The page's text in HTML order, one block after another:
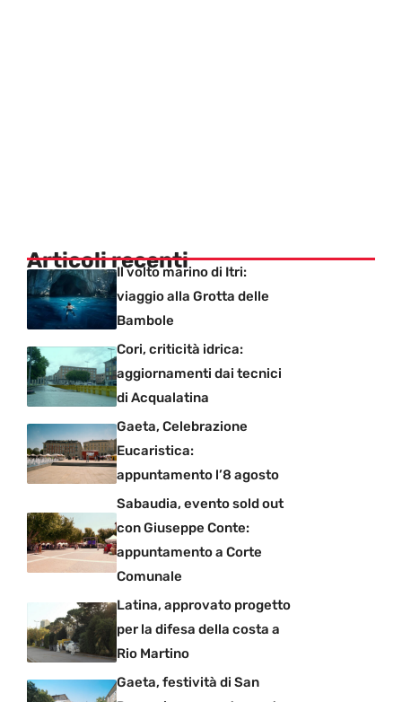
Articoli recenti
Il volto marino di Itri:
viaggio alla Grotta delle
Bambole
Cori, criticità idrica:
aggiornamenti dai tecnici
di Acqualatina
Gaeta, Celebrazione
Eucaristica:
appuntamento l’8 agosto
Sabaudia, evento sold out
con Giuseppe Conte:
appuntamento a Corte
Comunale
Latina, approvato progetto
per la difesa della costa a
Rio Martino
Gaeta, festività di San